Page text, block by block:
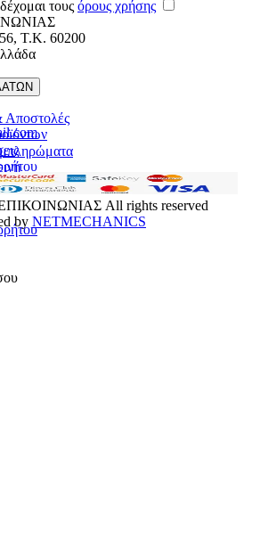
τους όρους χρήσης
, T.K. 60200
Αποστολές
All rights reserved
by NETMECHANICS